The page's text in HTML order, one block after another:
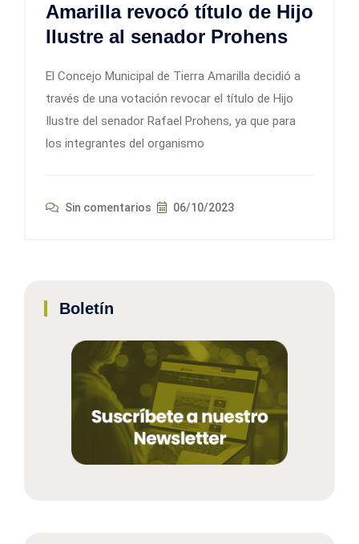
Amarilla revocó título de Hijo
Ilustre al senador Prohens
El Concejo Municipal de Tierra Amarilla decidió a
través de una votación revocar el título de Hijo
Ilustre del senador Rafael Prohens, ya que para
los integrantes del organismo
Sin comentarios 06/10/2023
Boletín